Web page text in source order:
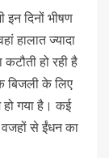
इन दिनों भीषण
हालात ज्यादा
हो रही है
बिजली के लिए
गया है। कई
से ईंधन का